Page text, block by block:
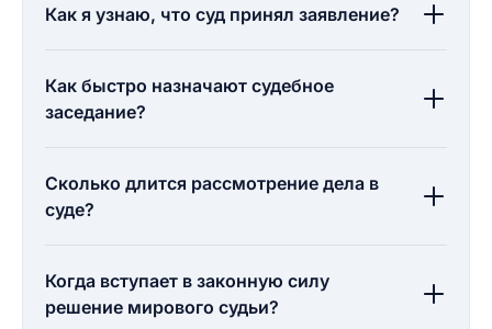
Как я узнаю, что суд принял заявление?
Как быстро назначают судебное
заседание?
Сколько длится рассмотрение дела в
суде?
Когда вступает в законную силу
решение мирового судьи?